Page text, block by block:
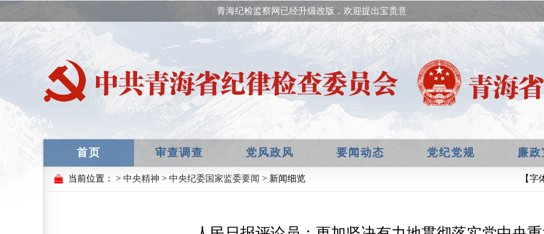
青海纪检监察网已经升级改版，欢迎提出宝贵意见！
首页 审查调查 党风政风 要闻动态 党纪党规 廉政
当前位置： > 中央精神 > 中央纪委国家监委要闻 > 新闻细览 【字